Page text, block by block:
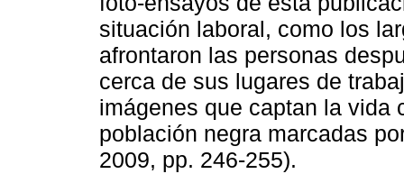
situación laboral, como los
afrontaron las personas
cerca de sus lugares de
imágenes que captan la vida
población negra marcadas
2009, pp. 246-255).